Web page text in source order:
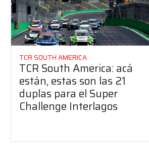
TCR SOUTH AMERICA
TCR South America: acá
están, estas son las 21
duplas para el Super
Challenge Interlagos